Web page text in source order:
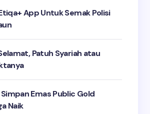
App Untuk Semak Polisi
Patuh Syariah atau
Emas Public Gold
Naik